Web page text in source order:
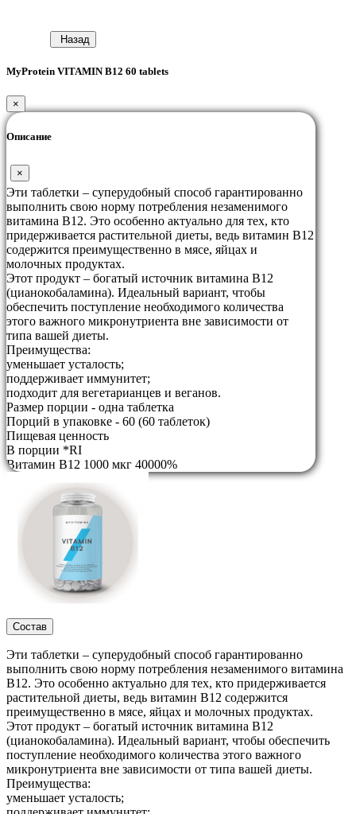
Назад
MyProtein VITAMIN B12 60 tablets
×
Описание
×
Эти таблетки – суперудобный способ гарантированно
выполнить свою норму потребления незаменимого
витамина B12. Это особенно актуально для тех, кто
придерживается растительной диеты, ведь витамин B12
содержится преимущественно в мясе, яйцах и
молочных продуктах.
Этот продукт – богатый источник витамина B12
(цианокобаламина). Идеальный вариант, чтобы
обеспечить поступление необходимого количества
этого важного микронутриента вне зависимости от
типа вашей диеты.
Преимущества:
уменьшает усталость;
поддерживает иммунитет;
подходит для вегетарианцев и веганов.
Размер порции - одна таблетка
Порций в упаковке - 60 (60 таблеток)
Пищевая ценность
В порции *RI
Витамин B12 1000 мкг 40000%
Состав
Эти таблетки – суперудобный способ гарантированно
выполнить свою норму потребления незаменимого витамина
B12. Это особенно актуально для тех, кто придерживается
растительной диеты, ведь витамин B12 содержится
преимущественно в мясе, яйцах и молочных продуктах.
Этот продукт – богатый источник витамина B12
(цианокобаламина). Идеальный вариант, чтобы обеспечить
поступление необходимого количества этого важного
микронутриента вне зависимости от типа вашей диеты.
Преимущества:
уменьшает усталость;